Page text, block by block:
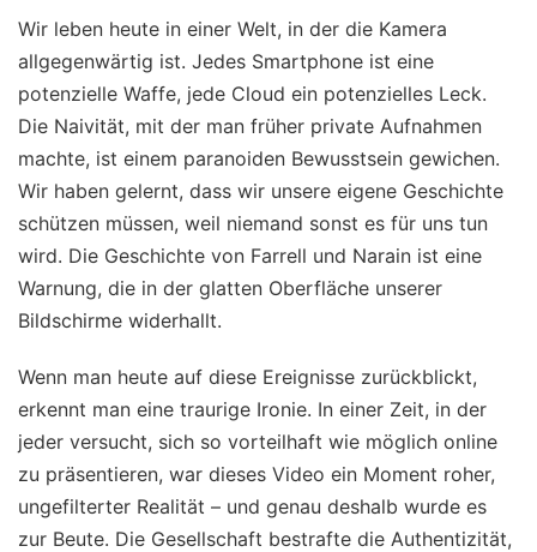
Wir leben heute in einer Welt, in der die Kamera
allgegenwärtig ist. Jedes Smartphone ist eine
potenzielle Waffe, jede Cloud ein potenzielles Leck.
Die Naivität, mit der man früher private Aufnahmen
machte, ist einem paranoiden Bewusstsein gewichen.
Wir haben gelernt, dass wir unsere eigene Geschichte
schützen müssen, weil niemand sonst es für uns tun
wird. Die Geschichte von Farrell und Narain ist eine
Warnung, die in der glatten Oberfläche unserer
Bildschirme widerhallt.
Wenn man heute auf diese Ereignisse zurückblickt,
erkennt man eine traurige Ironie. In einer Zeit, in der
jeder versucht, sich so vorteilhaft wie möglich online
zu präsentieren, war dieses Video ein Moment roher,
ungefilterter Realität – und genau deshalb wurde es
zur Beute. Die Gesellschaft bestrafte die Authentizität,